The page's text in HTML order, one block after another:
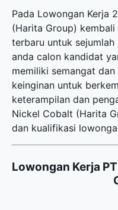
Pada Lowongan Kerja
(Harita Group) kembali
terbaru untuk
anda calon kandidat
memiliki semangat
keinginan untuk
keterampilan dan
Nickel Cobalt (Harita
dan kualifikasi
Lowongan Kerja